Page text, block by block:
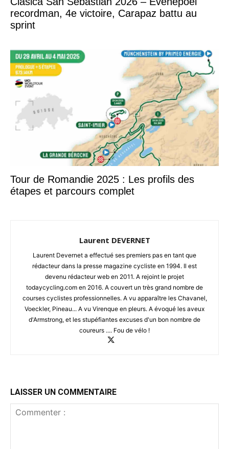
recordman, 4e victoire, Carapaz battu au
sprint
Tour de Romandie 2025 : Les profils des
étapes et parcours complet
Laurent DEVERNET
Laurent Devernet a effectué ses premiers pas en tant que
rédacteur dans la presse magazine cycliste en 1994. Il est
devenu rédacteur web en 2011. A rejoint le projet
todaycycling.com en 2016. A couvert un très grand nombre de
courses cyclistes professionnelles. A vu apparaître les Chavanel,
Voeckler, Pineau... A vu Virenque en pleurs. A évoqué les aveux
d'Armstrong, et les stupéfiantes excuses d'un bon nombre de
coureurs .... Fou de vélo !
LAISSER UN COMMENTAIRE